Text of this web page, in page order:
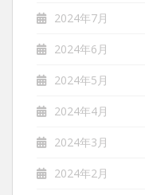
2024年7月
2024年6月
2024年5月
2024年4月
2024年3月
2024年2月